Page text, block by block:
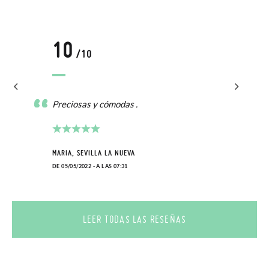
En caso de que no quieras Cambio sino Devolución, también
serán gratuitas, ¡no tienes que preocuparte por nada! Puedes
encargamos de enviarte un mensajero para que te recoja el
10 /10
Preciosas y cómodas .
MARIA, SEVILLA LA NUEVA
DE 05/05/2022 - A LAS 07:31
LEER TODAS LAS RESEÑAS